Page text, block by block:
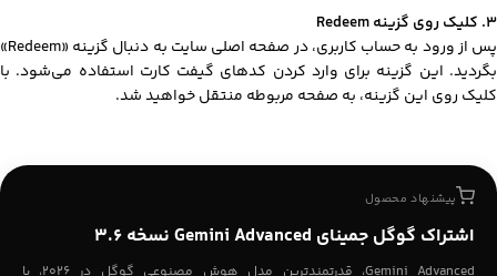
۳. کلیک روی گزینه Redeem
پس از ورود به حساب کاربری، در صفحه اصلی سایت به دنبال گزینه «Redeem»
بگردید. این گزینه برای وارد کردن کدهای گیفت کارت استفاده می‌شود. با
کلیک روی این گزینه، به صفحه مربوطه منتقل خواهید شد.
پیشنهاد محصول
اشتراک گوگل جمینای Gemini Advanced نسخه 3.6
Gemini Advanced، قدرتمندترین مدل هوش مصنوعی گوگل در ۲۰۲۶، با